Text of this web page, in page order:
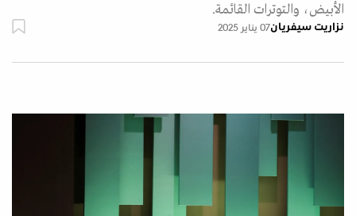
الأبيض، والتوترات القائمة.
نزاريت سيفريان07 يناير 2025